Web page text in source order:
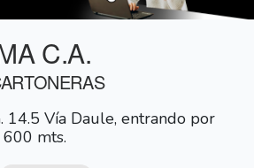
C.A.
14.5 Vía Daule, entrando por
mts.